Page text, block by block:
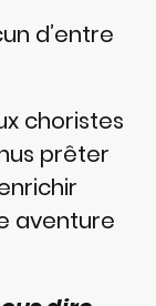
d’entre
choristes
prêter
aventure